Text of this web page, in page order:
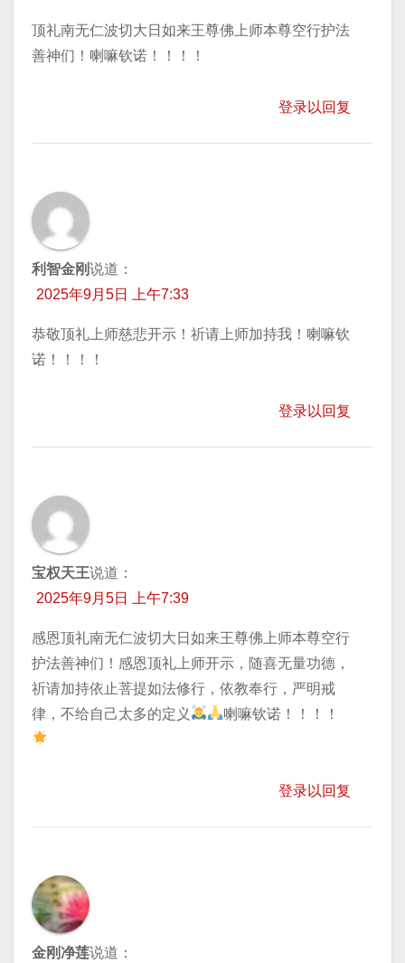
顶礼南无仁波切大日如来王尊佛上师本尊空行护法
善神们！喇嘛钦诺！！！！
登录以回复
利智金刚说道：
2025年9月5日 上午7:33
恭敬顶礼上师慈悲开示！祈请上师加持我！喇嘛钦
诺！！！！
登录以回复
宝权天王说道：
2025年9月5日 上午7:39
感恩顶礼南无仁波切大日如来王尊佛上师本尊空行
护法善神们！感恩顶礼上师开示，随喜无量功德，
祈请加持依止菩提如法修行，依教奉行，严明戒
律，不给自己太多的定义
喇嘛钦诺！！！！
登录以回复
金刚净莲说道：